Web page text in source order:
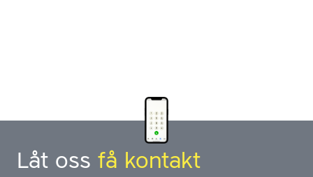
Låt oss få kontakt